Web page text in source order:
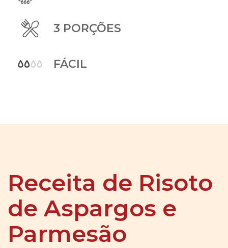
3 PORÇÕES
FÁCIL
Receita de Risoto
de Aspargos e
Parmesão